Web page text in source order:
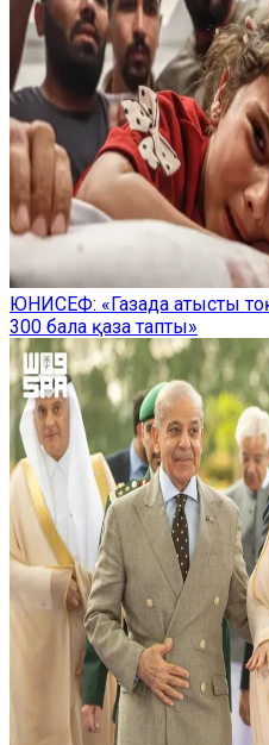
ЮНИСЕФ: «Газада атысты
300 бала қаза тапты»